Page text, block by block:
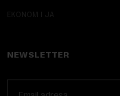
EKONOM I JA
NEWSLETTER